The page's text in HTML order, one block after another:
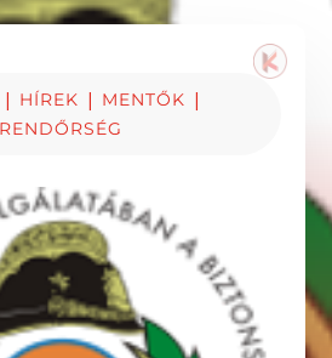
| HÍREK | MENTŐK |
RENDŐRSÉG